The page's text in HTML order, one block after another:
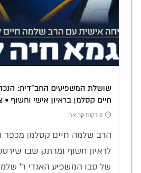
שושלת המשפיעים החב"דית:
חיים קסלמן בראיון אישי וחשוף •
2 דקות קריאה
הרב שלמה חיים קסלמן מכפר
לראיון חשוף ומרתק שבו
של סבו המשפיע האגדי ר'